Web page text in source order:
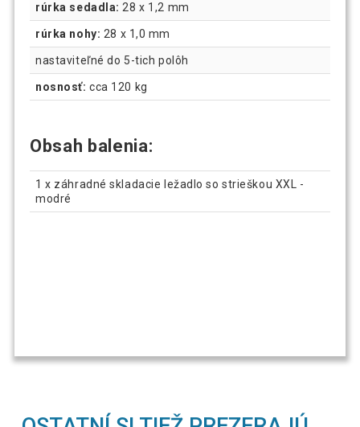
rúrka sedadla: 28 x 1,2 mm
rúrka nohy: 28 x 1,0 mm
nastaviteľné do 5-tich polôh
nosnosť: cca 120 kg
Obsah balenia:
1 x záhradné skladacie ležadlo so strieškou XXL -
modré